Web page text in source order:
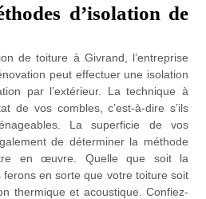
d’isolation de
de toiture à Givrand, l’entreprise
peut effectuer une isolation
par l’extérieur. La technique à
de vos combles, c’est-à-dire s’ils
La superficie de vos
de déterminer la méthode
en œuvre. Quelle que soit la
en sorte que votre toiture soit
thermique et acoustique. Confiez-